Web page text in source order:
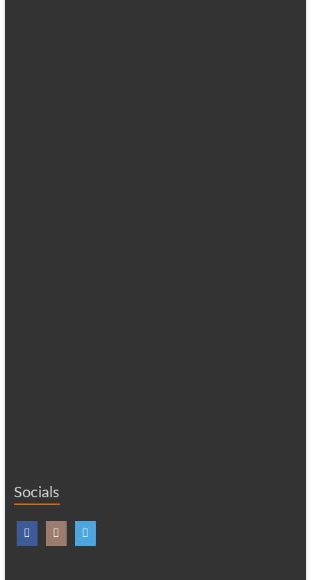
Socials